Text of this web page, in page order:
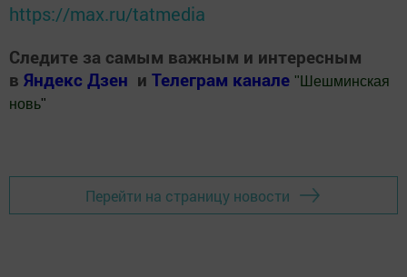
https://max.ru/tatmedia
Следите за самым важным и интересным
в Яндекс Дзен и Телеграм канале " Шешминская
новь"
Перейти на страницу новости